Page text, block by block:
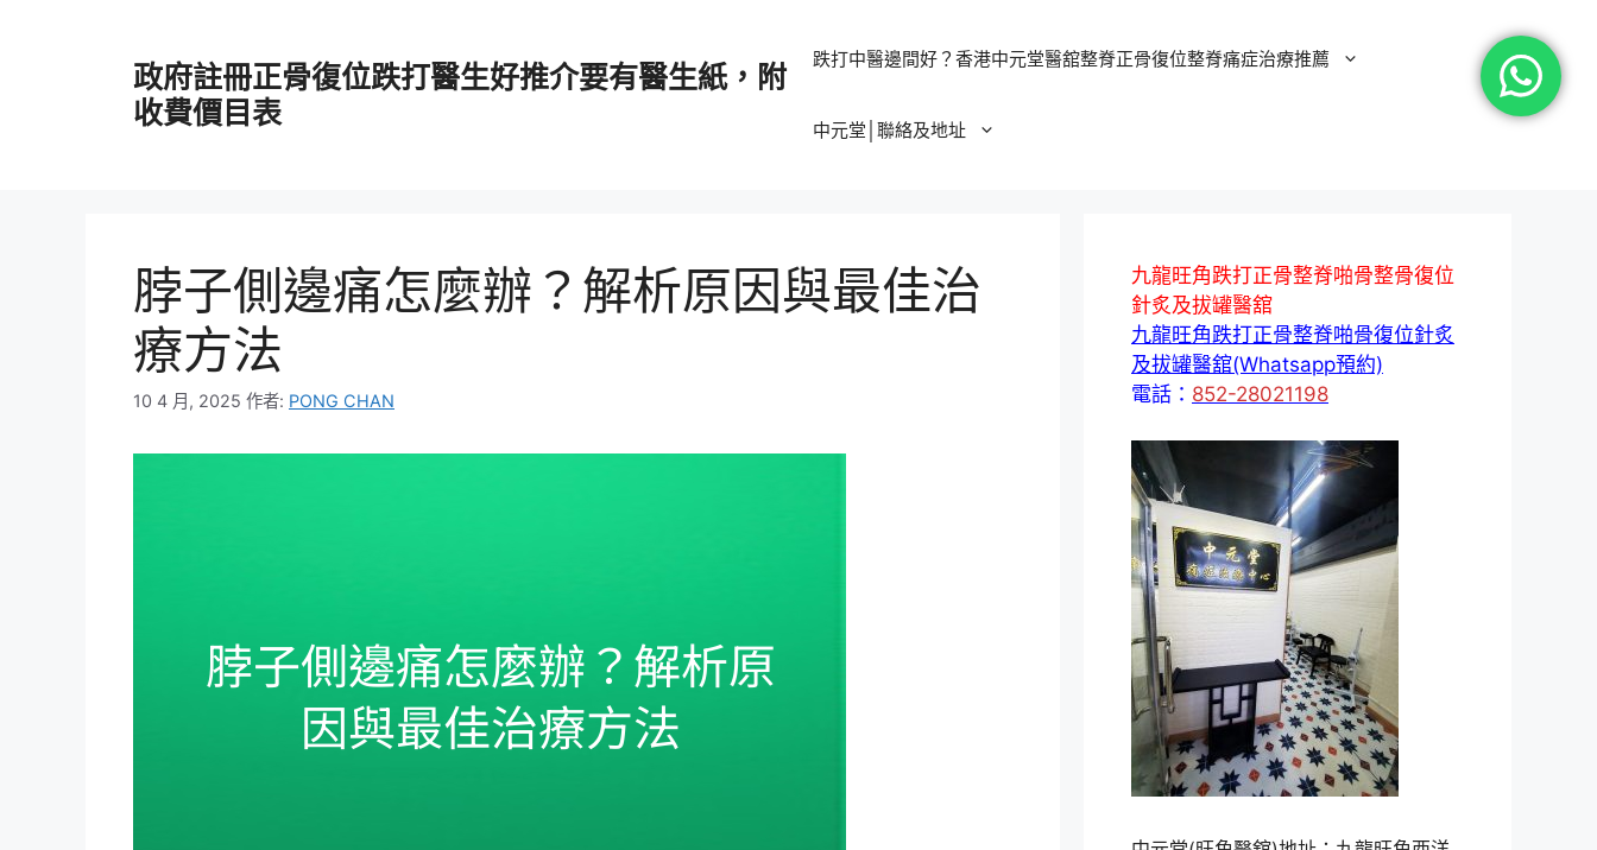
政府註冊正骨復位跌打醫生好推介要有醫生紙，附
收費價目表
跌打中醫邊間好？香港中元堂醫舘整脊正骨復位整脊痛症治療推薦
中元堂│聯絡及地址
脖子側邊痛怎麼辦？解析原因與最佳治
療方法
10 4 月, 2025 作者: PONG CHAN
九龍旺角跌打正骨整脊啪骨整骨復位
針炙及拔罐醫舘
九龍旺角跌打正骨整脊啪骨復位針炙
及拔罐醫舘(Whatsapp預約)
電話： 852-28021198